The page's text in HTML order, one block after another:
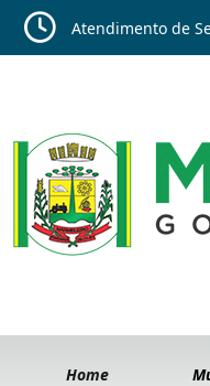
Atendimento de
Home